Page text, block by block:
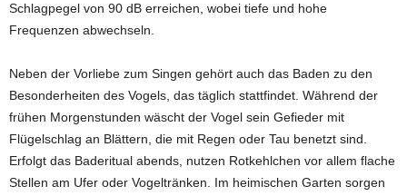
Schlagpegel von 90 dB erreichen, wobei tiefe und hohe
Frequenzen abwechseln.
Neben der Vorliebe zum Singen gehört auch das Baden zu den
Besonderheiten des Vogels, das täglich stattfindet. Während der
frühen Morgenstunden wäscht der Vogel sein Gefieder mit
Flügelschlag an Blättern, die mit Regen oder Tau benetzt sind.
Erfolgt das Baderitual abends, nutzen Rotkehlchen vor allem flache
Stellen am Ufer oder Vogeltränken. Im heimischen Garten sorgen